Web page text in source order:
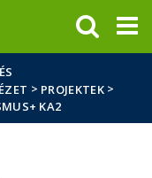
> PROJEKTEK >
KA2